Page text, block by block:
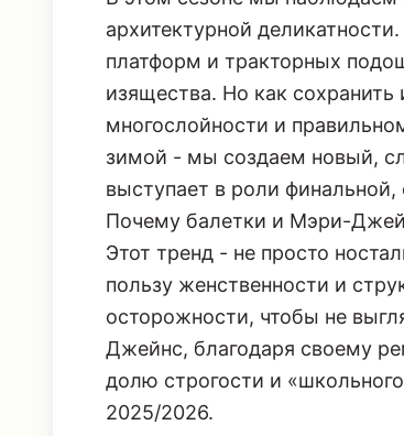
платформ и тракторных
изящества. Но как
многослойности и
зимой - мы создаем новый,
выступает в роли
Почему балетки и Мэри-
Этот тренд - не просто
пользу женственности и
осторожности, чтобы не
Джейнс, благодаря своему
долю строгости и
2025/2026.
Архитектурная
Ремешок Mary Jane - это не